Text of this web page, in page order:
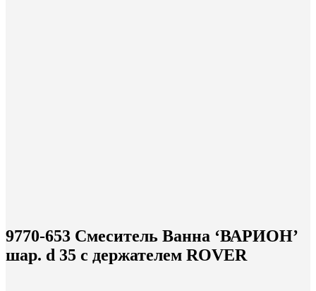
9770-653 Смеситель Ванна ‘ВАРИОН’
шар. d 35 с держателем ROVER